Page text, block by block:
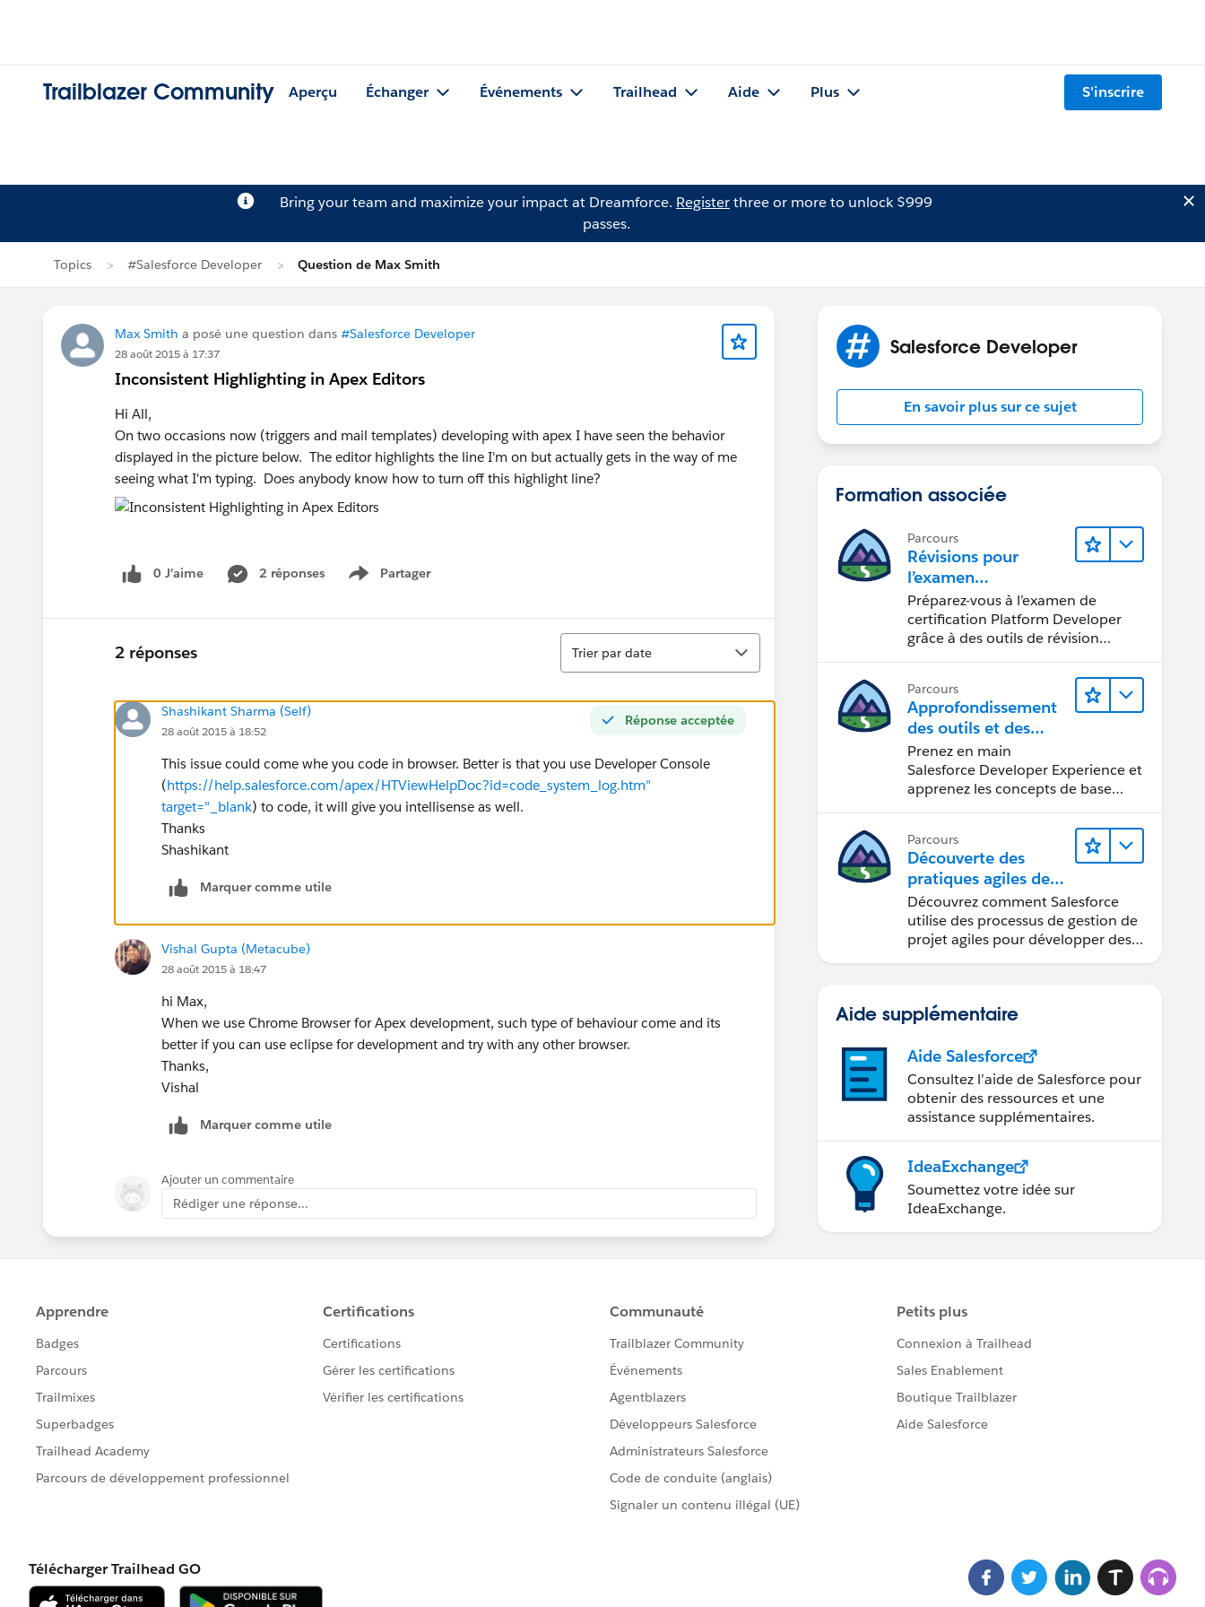
Trailblazer Community Aperçu Échanger Événements Trailhead Aide Plus S'inscrire
Bring your team and maximize your impact at Dreamforce. Registerthree or more to unlock $999
passes.
Topics #Salesforce Developer Question de Max Smith
Max Smith a posé une question dans #Salesforce Developer
28 août 2015 à 17:37
Inconsistent Highlighting in Apex Editors
Hi All,
On two occasions now (triggers and mail templates) developing with apex I have seen the behavior
displayed in the picture below. The editor highlights the line I'm on but actually gets in the way of me
seeing what I'm typing. Does anybody know how to turn off this highlight line?
0 J’aime 2 réponses Partager
Show menu
2 réponses
Tri
Trier par date
Réponse acceptée
Shashikant Sharma (Self)
28 août 2015 à 18:52
This issue could come whe you code in browser. Better is that you use Developer Console
(https://help.salesforce.com/apex/HTViewHelpDoc?id=code_system_log.htm"
target="_blank) to code, it will give you intellisense as well.
Thanks
Shashikant
Marquer comme utile
Vishal Gupta (Metacube)
28 août 2015 à 18:47
hi Max,
When we use Chrome Browser for Apex development, such type of behaviour come and its
better if you can use eclipse for development and try with any other browser.
Thanks,
Vishal
Marquer comme utile
Ajouter un commentaire
Rédiger une réponse...
Salesforce Developer
En savoir plus sur ce sujet
Formation associée
Parcours
Révisions pour
l’examen
Platform Developer
Préparez-vous à l’examen de
certification Platform Developer
grâce à des outils de révision
Parcours
Approfondissement
des outils et des
concepts de
développement
Salesforce
Prenez en main
Salesforce Developer Experience et
apprenez les concepts de base
Parcours
Découverte des
pratiques agiles de
Salesforce
Découvrez comment Salesforce
utilise des processus de gestion de
projet agiles pour développer des
Aide supplémentaire
Aide Salesforce
Consultez l’aide de Salesforce pour
obtenir des ressources et une
assistance supplémentaires.
IdeaExchange
Soumettez votre idée sur
IdeaExchange.